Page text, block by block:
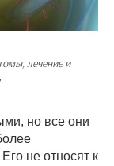
лечение и
но все они
не относят к